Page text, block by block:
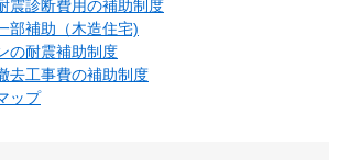
震診断費用の補助制度
部補助（木造住宅)
の耐震補助制度
去工事費の補助制度
ップ